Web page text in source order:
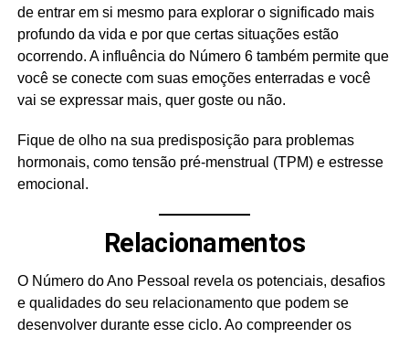
de entrar em si mesmo para explorar o significado mais
profundo da vida e por que certas situações estão
ocorrendo. A influência do Número 6 também permite que
você se conecte com suas emoções enterradas e você
vai se expressar mais, quer goste ou não.
Fique de olho na sua predisposição para problemas
hormonais, como tensão pré-menstrual (TPM) e estresse
emocional.
Relacionamentos
O Número do Ano Pessoal revela os potenciais, desafios
e qualidades do seu relacionamento que podem se
desenvolver durante esse ciclo. Ao compreender os